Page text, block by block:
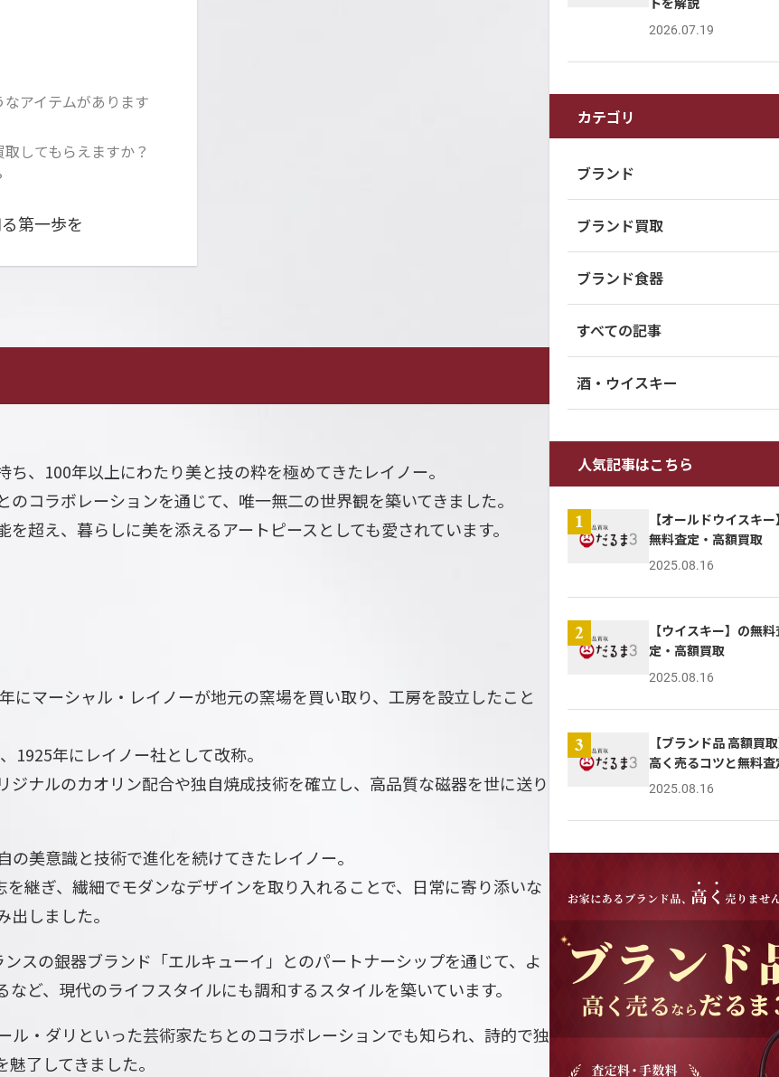
アイテムがあります
してもらえますか？
第一歩を
、100年以上にわたり美と技の粋を極めてきたレイノー。
コラボレーションを通じて、唯一無二の世界観を築いてきました。
超え、暮らしに美を添えるアートピースとしても愛されています。
にマーシャル・レイノーが地元の窯場を買い取り、工房を設立したこと
1925年にレイノー社として改称。
ナルのカオリン配合や独自焼成技術を確立し、高品質な磁器を世に送り
美意識と技術で進化を続けてきたレイノー。
継ぎ、繊細でモダンなデザインを取り入れることで、日常に寄り添いな
しました。
スの銀器ブランド「エルキューイ」とのパートナーシップを通じて、よ
ど、現代のライフスタイルにも調和するスタイルを築いています。
ル・ダリといった芸術家たちとのコラボレーションでも知られ、詩的で独
了してきました。
2026.07.19
カテゴリ
ブランド
ブランド買取
ブランド食器
すべての記事
酒・ウイスキー
人気記事はこちら
1
【オールドウイスキ
無料査定・高額買取
2025.08.16
2
【ウイスキー】の無
定・高額買取
2025.08.16
3
【ブランド品 高額買
高く売るコツと無料査
2025.08.16